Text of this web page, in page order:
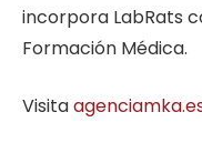
incorpora LabRats
Formación Médica.
Visita